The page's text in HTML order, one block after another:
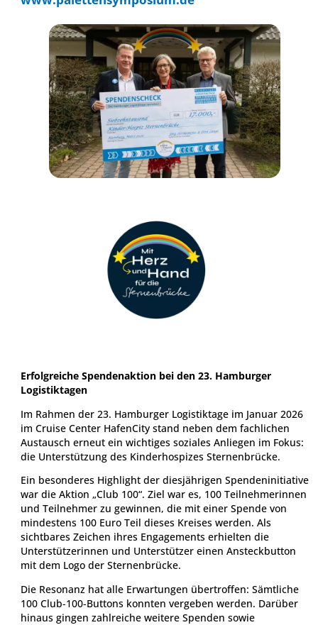
www.palettensymposium.de
Erfolgreiche Spendenaktion bei den 23. Hamburger
Logistiktagen
Im Rahmen der 23. Hamburger Logistiktage im Januar 2026
im Cruise Center HafenCity stand neben dem fachlichen
Austausch erneut ein wichtiges soziales Anliegen im Fokus:
die Unterstützung des Kinderhospizes Sternenbrücke.
Ein besonderes Highlight der diesjährigen Spendeninitiative
war die Aktion „Club 100“. Ziel war es, 100 Teilnehmerinnen
und Teilnehmer zu gewinnen, die mit einer Spende von
mindestens 100 Euro Teil dieses Kreises werden. Als
sichtbares Zeichen ihres Engagements erhielten die
Unterstützerinnen und Unterstützer einen Ansteckbutton
mit dem Logo der Sternenbrücke.
Die Resonanz hat alle Erwartungen übertroffen: Sämtliche
100 Club-100-Buttons konnten vergeben werden. Darüber